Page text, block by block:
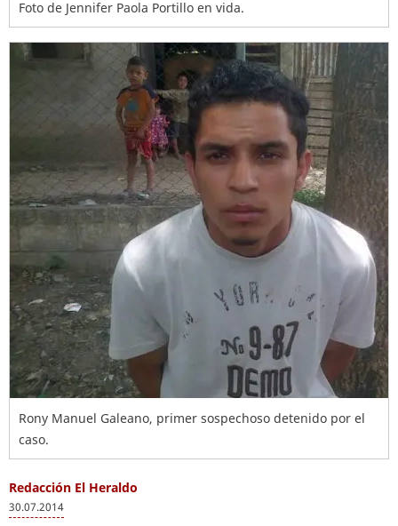
Foto de Jennifer Paola Portillo en vida.
Rony Manuel Galeano, primer sospechoso detenido por el
caso.
Redacción El Heraldo
30.07.2014